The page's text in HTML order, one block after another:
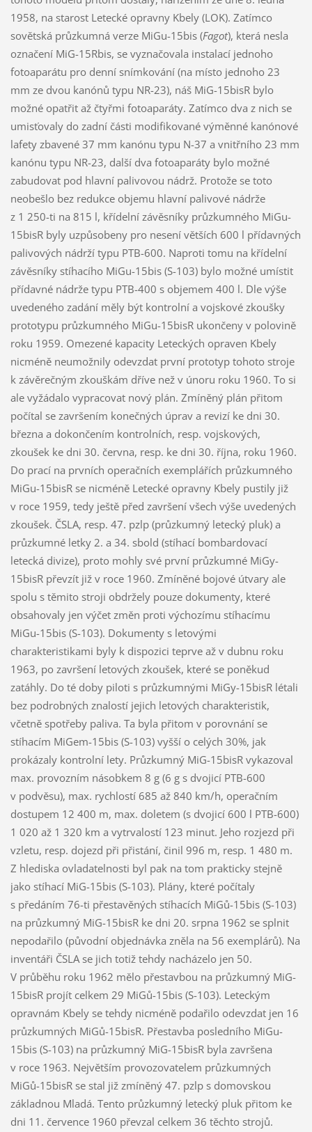
1958, na starost Letecké opravny Kbely (LOK). Zatímco
sovětská průzkumná verze MiGu-15bis (Fagot), která nesla
označení MiG-15Rbis, se vyznačovala instalací jednoho
fotoaparátu pro denní snímkování (na místo jednoho 23
mm ze dvou kanónů typu NR-23), náš MiG-15bisR bylo
možné opatřit až čtyřmi fotoaparáty. Zatímco dva z nich se
umisťovaly do zadní části modifikované výměnné kanónové
lafety zbavené 37 mm kanónu typu N-37 a vnitřního 23 mm
kanónu typu NR-23, další dva fotoaparáty bylo možné
zabudovat pod hlavní palivovou nádrž. Protože se toto
neobešlo bez redukce objemu hlavní palivové nádrže
z 1 250-ti na 815 l, křídelní závěsníky průzkumného MiGu-
15bisR byly uzpůsobeny pro nesení větších 600 l přídavných
palivových nádrží typu PTB-600. Naproti tomu na křídelní
závěsníky stíhacího MiGu-15bis (S-103) bylo možné umístit
přídavné nádrže typu PTB-400 s objemem 400 l. Dle výše
uvedeného zadání měly být kontrolní a vojskové zkoušky
prototypu průzkumného MiGu-15bisR ukončeny v polovině
roku 1959. Omezené kapacity Leteckých opraven Kbely
nicméně neumožnily odevzdat první prototyp tohoto stroje
k závěrečným zkouškám dříve než v únoru roku 1960. To si
ale vyžádalo vypracovat nový plán. Zmíněný plán přitom
počítal se završením konečných úprav a revizí ke dni 30.
března a dokončením kontrolních, resp. vojskových,
zkoušek ke dni 30. června, resp. ke dni 30. října, roku 1960.
Do prací na prvních operačních exemplářích průzkumného
MiGu-15bisR se nicméně Letecké opravny Kbely pustily již
v roce 1959, tedy ještě před završení všech výše uvedených
zkoušek. ČSLA, resp. 47. pzlp (průzkumný letecký pluk) a
průzkumné letky 2. a 34. sbold (stíhací bombardovací
letecká divize), proto mohly své první průzkumné MiGy-
15bisR převzít již v roce 1960. Zmíněné bojové útvary ale
spolu s těmito stroji obdržely pouze dokumenty, které
obsahovaly jen výčet změn proti výchozímu stíhacímu
MiGu-15bis (S-103). Dokumenty s letovými
charakteristikami byly k dispozici teprve až v dubnu roku
1963, po završení letových zkoušek, které se poněkud
zatáhly. Do té doby piloti s průzkumnými MiGy-15bisR létali
bez podrobných znalostí jejich letových charakteristik,
včetně spotřeby paliva. Ta byla přitom v porovnání se
stíhacím MiGem-15bis (S-103) vyšší o celých 30%, jak
prokázaly kontrolní lety. Průzkumný MiG-15bisR vykazoval
max. provozním násobkem 8 g (6 g s dvojicí PTB-600
v podvěsu), max. rychlostí 685 až 840 km/h, operačním
dostupem 12 400 m, max. doletem (s dvojicí 600 l PTB-600)
1 020 až 1 320 km a vytrvalostí 123 minut. Jeho rozjezd při
vzletu, resp. dojezd při přistání, činil 996 m, resp. 1 480 m.
Z hlediska ovladatelnosti byl pak na tom prakticky stejně
jako stíhací MiG-15bis (S-103). Plány, které počítaly
s předáním 76-ti přestavěných stíhacích MiGů-15bis (S-103)
na průzkumný MiG-15bisR ke dni 20. srpna 1962 se splnit
nepodařilo (původní objednávka zněla na 56 exemplárů). Na
inventáři ČSLA se jich totiž tehdy nacházelo jen 50.
V průběhu roku 1962 mělo přestavbou na průzkumný MiG-
15bisR projít celkem 29 MiGů-15bis (S-103). Leteckým
opravnám Kbely se tehdy nicméně podařilo odevzdat jen 16
průzkumných MiGů-15bisR. Přestavba posledního MiGu-
15bis (S-103) na průzkumný MiG-15bisR byla završena
v roce 1963. Největším provozovatelem průzkumných
MiGů-15bisR se stal již zmíněný 47. pzlp s domovskou
základnou Mladá. Tento průzkumný letecký pluk přitom ke
dni 11. července 1960 převzal celkem 36 těchto strojů.